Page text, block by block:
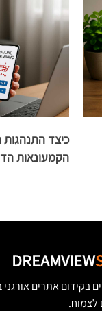
כיצד
הקמעונאות
DREAMVIEW
בקידום אתרים